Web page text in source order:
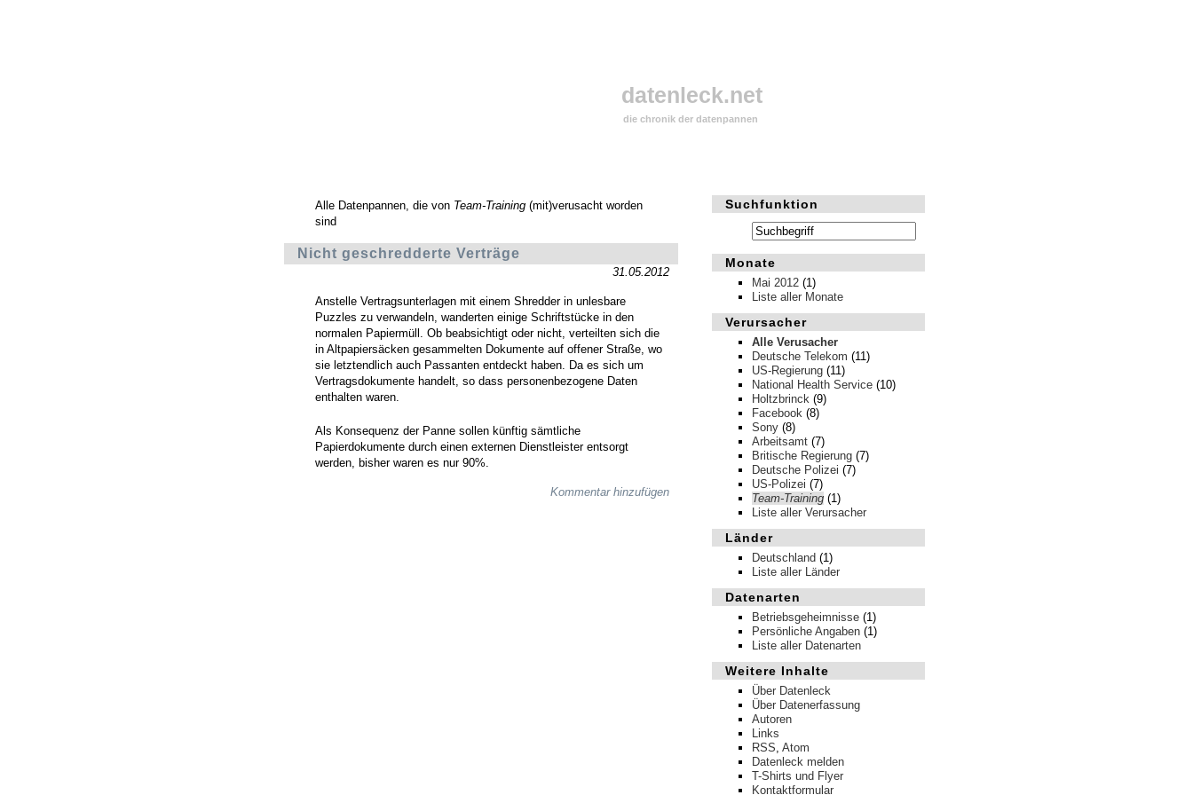
datenleck.net
die chronik der datenpannen
Suchfunktion
Monate
Mai 2012 (1)
Liste aller Monate
Verursacher
Alle Verusacher
Deutsche Telekom (11)
US-Regierung (11)
National Health Service (10)
Holtzbrinck (9)
Facebook (8)
Sony (8)
Arbeitsamt (7)
Britische Regierung (7)
Deutsche Polizei (7)
US-Polizei (7)
Team-Training (1)
Liste aller Verursacher
Länder
Deutschland (1)
Liste aller Länder
Datenarten
Betriebsgeheimnisse (1)
Persönliche Angaben (1)
Liste aller Datenarten
Weitere Inhalte
Über Datenleck
Über Datenerfassung
Autoren
Links
RSS, Atom
Datenleck melden
T-Shirts und Flyer
Kontaktformular
Alle Datenpannen, die von Team-Training(mit)verusacht worden
sind
Nicht geschredderte Verträge
31.05.2012
Anstelle Vertragsunterlagen mit einem Shredder in unlesbare
Puzzles zu verwandeln, wanderten einige Schriftstücke in den
normalen Papiermüll. Ob beabsichtigt oder nicht, verteilten sich die
in Altpapiersäcken gesammelten Dokumente auf offener Straße, wo
sie letztendlich auch Passanten entdeckt haben. Da es sich um
Vertragsdokumente handelt, so dass personenbezogene Daten
enthalten waren.
Als Konsequenz der Panne sollen künftig sämtliche
Papierdokumente durch einen externen Dienstleister entsorgt
werden, bisher waren es nur 90%.
Kommentar hinzufügen